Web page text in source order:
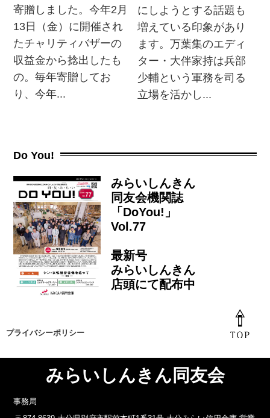
寄贈しました。今年2月
13日（金）に開催され
たチャリティバザーの
収益金から捻出したも
の。毎年寄贈してお
り、今年...
にしようとする話題も
増えている印象があり
ます。万葉集のエディ
ター・大伴家持は兵部
少輔という軍務を司る
立場を活かし...
Do You!
みらいしんきん
同友会機関誌
「DoYou!」
Vol.77
最新号
みらいしんきん
店頭にて配布中
プライバシーポリシー
みらいしんきん同友会
事務局